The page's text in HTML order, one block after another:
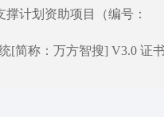
计划资助项目（编号：
[简称：万方智搜] V3.0 证